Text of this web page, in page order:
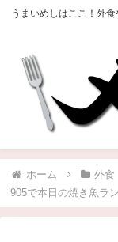
うまいめしはここ！外
ホーム 外食
905で本日の焼き魚ラ